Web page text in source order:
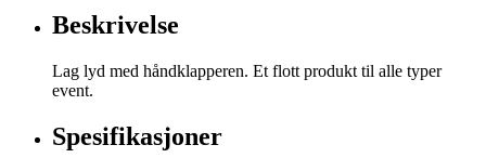
Beskrivelse
Lag lyd med håndklapperen. Et flott produkt til alle typer
event.
Spesifikasjoner